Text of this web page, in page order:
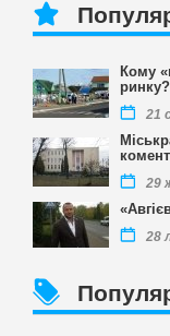
Кому
ринку?
21
29
28